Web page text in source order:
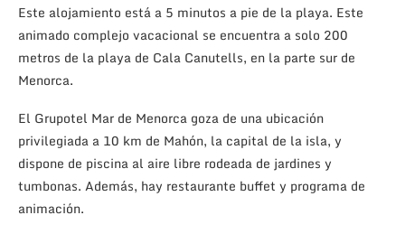
Este alojamiento está a 5 minutos a pie de la playa. Este
animado complejo vacacional se encuentra a solo 200
metros de la playa de Cala Canutells, en la parte sur de
Menorca.
El Grupotel Mar de Menorca goza de una ubicación
privilegiada a 10 km de Mahón, la capital de la isla, y
dispone de piscina al aire libre rodeada de jardines y
tumbonas. Además, hay restaurante buffet y programa de
animación.